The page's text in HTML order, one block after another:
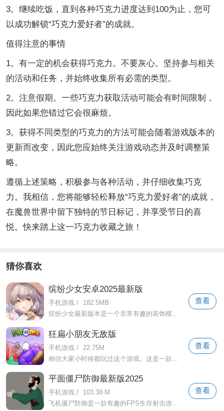
3。继续吃饭，直到各种巧克力进度达到100为止，您可
以成功解锁“巧克力爱好者”的成就。
值得注意的事情
1。有一定的机会获得巧克力。不要灰心。坚持参与相关
的活动和任务，并始终收集所有必需的类型。
2。注意假期。一些巧克力获取活动可能会有时间限制，
因此如果您错过它会很麻烦。
3。获得不同类型的巧克力的方法可能会随着游戏版本的
更新而改变，因此您应始终关注游戏动态并及时调整策
略。
遵循上述策略，积极参与各种活动，并仔细收集巧克
力。我相信，您将能够轻松释放“巧克力爱好者”的成就，
在魔兽世界中留下独特的节日标记，并享受节日的喜
悦。快来踏上这一巧克力收藏之旅！
猜你喜欢
缤纷少女安卓2025最新版
手机游戏 /
182.5MB
缤纷少女最新版本是一个非常有趣的装饰模拟商务手机游戏。玩家需要跟随主人公回到家乡，并开始自己的斗争来继承家族企业。游戏风格很温暖，
查看
狂扁小朋友无敌版
手机游戏 /
22.75M
查看
平面僵尸防御最新版2025
手机游戏 /
103.38 M
飞机僵尸防御是一款有趣的FPS生存射击游戏。该游戏也称为射击僵尸防御。游戏以非常经典的末日僵尸为背景。游戏整体风格是像素卡通风格，将
查看